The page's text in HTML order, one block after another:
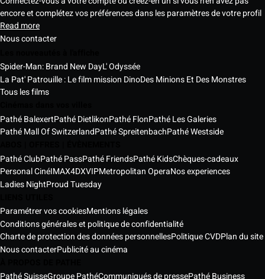
encore et complétez vos préférences dans les paramètres de votre profil
Read more
Nous contacter
Spider-Man: Brand New DayL' Odyssée
La Pat' Patrouille : Le film mission DinoDes Minions Et Des Monstres
Tous les films
Pathé BalexertPathé DietlikonPathé FlonPathé Les Galeries
Pathé Mall Of SwitzerlandPathé SpreitenbachPathé Westside
Pathé ClubPathé PassPathé FriendsPathé KidsChèques-cadeaux
Personal CinéIMAX4DXVIPMetropolitan OperaNos experiences
Ladies NightProud Tuesday
Paramétrer vos cookiesMentions légales
Conditions générales et politique de confidentialité
Charte de protection des données personnellesPolitique CVDPlan du site
Nous contacterPublicité au cinéma
Pathé SuisseGroupe PathéCommuniqués de pressePathé Business